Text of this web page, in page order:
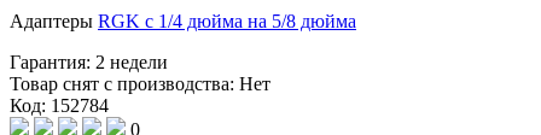
Адаптеры RGK с 1/4 дюйма на 5/8 дюйма
Гарантия: 2 недели
Товар снят с производства: Нет
Код: 152784
0